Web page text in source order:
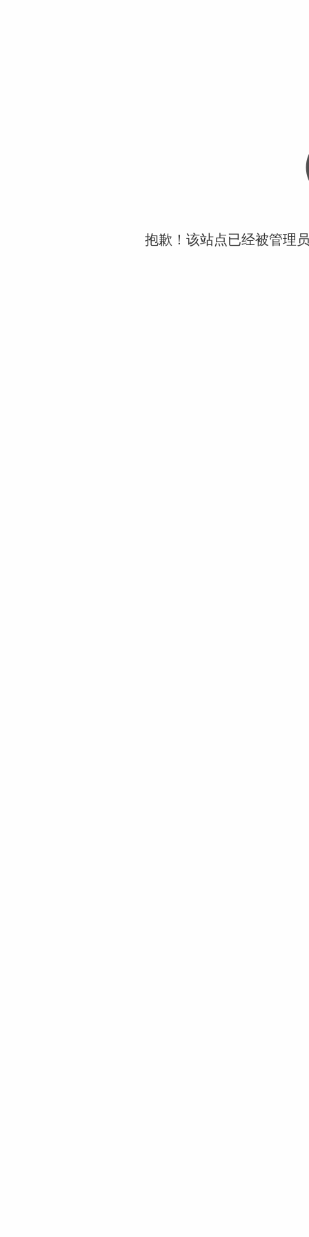
抱歉！该站点已经被管理